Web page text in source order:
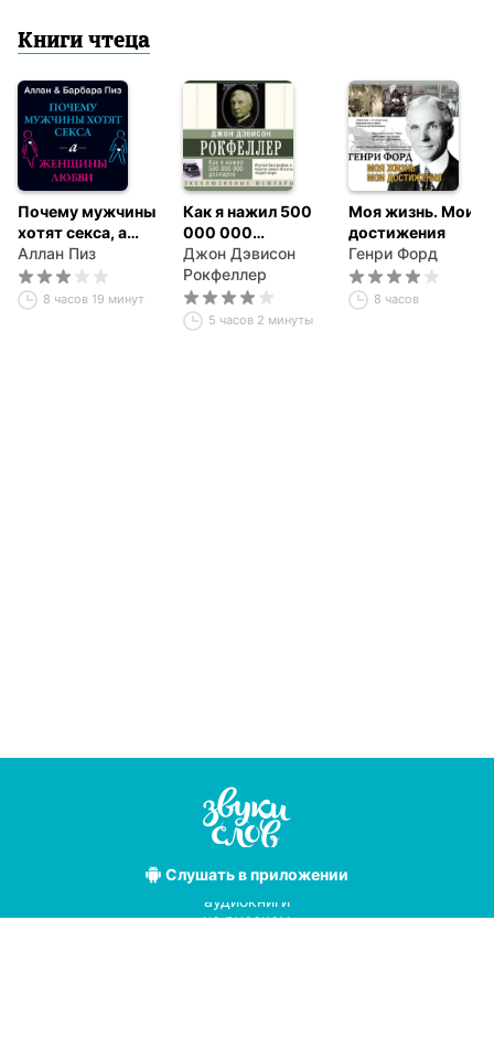
Книги чтеца
Почему мужчины
хотят секса, а
женщины любви
Аллан Пиз
8 часов 19 минут
Как я нажил 500
000 000
долларов.
Мемуары
миллиардера
Джон Дэвисон
Рокфеллер
5 часов 2 минуты
Моя жизнь. Мои
достижения
Генри Форд
8 часов
Слушатьв приложении
Лучшие
аудиокниги
на русском